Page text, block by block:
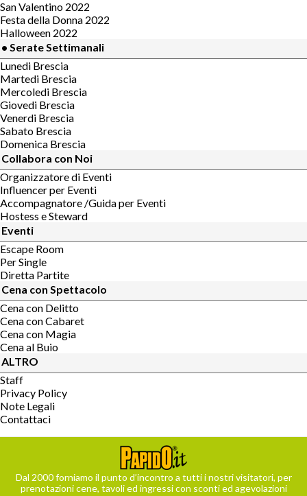
San Valentino 2022
Festa della Donna 2022
Halloween 2022
• Serate Settimanali
Lunedi Brescia
Martedi Brescia
Mercoledi Brescia
Giovedi Brescia
Venerdi Brescia
Sabato Brescia
Domenica Brescia
Collabora con Noi
Organizzatore di Eventi
Influencer per Eventi
Accompagnatore /Guida per Eventi
Hostess e Steward
Eventi
Escape Room
Per Single
Diretta Partite
Cena con Spettacolo
Cena con Delitto
Cena con Cabaret
Cena con Magia
Cena al Buio
ALTRO
Staff
Privacy Policy
Note Legali
Contattaci
Dal 2000 forniamo il punto d’incontro a tutti i nostri visitatori, per
prenotazioni cene, tavoli ed ingressi con sconti ed agevolazioni